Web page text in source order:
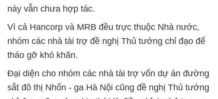
này vẫn chưa hợp tác.
Vì cả Hancorp và MRB đều trực thuộc Nhà nước,
nhóm các nhà tài trợ đề nghị Thủ tướng chỉ đạo để
tháo gỡ khó khăn.
Đại diện cho nhóm các nhà tài trợ vốn dự án đường
sắt đô thị Nhổn - ga Hà Nội cũng đề nghị Thủ tướng